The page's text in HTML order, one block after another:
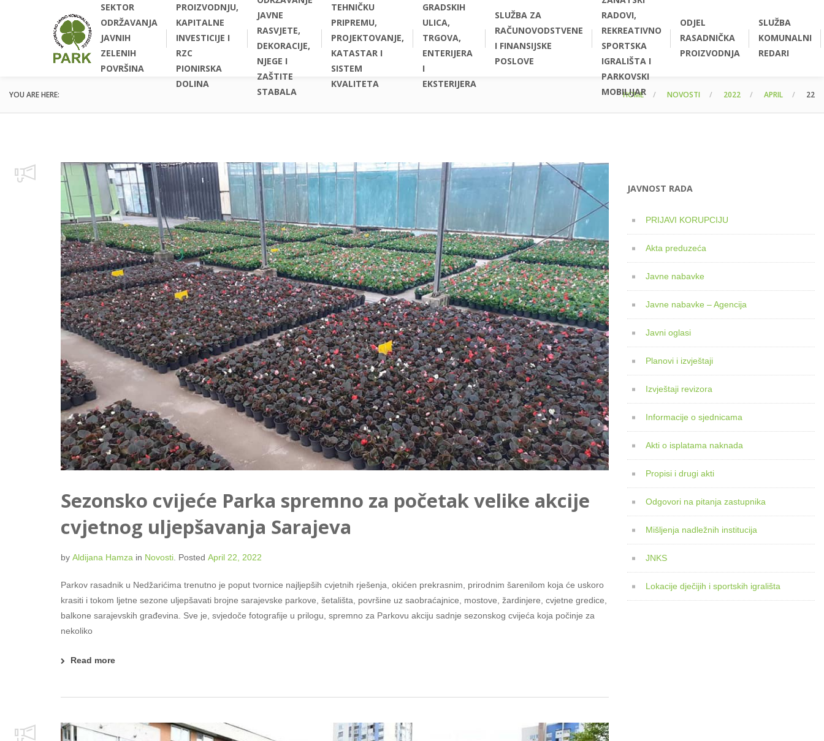
SEKTOR
ODRŽAVANJA
JAVNIH
ZELENIH
POVRŠINA
PROIZVODNJU,
KAPITALNE
INVESTICIJE I
RZC
PIONIRSKA
DOLINA
JAVNE
RASVJETE,
DEKORACIJE,
NJEGE I
ZAŠTITE
STABALA
TEHNIČKU
PRIPREMU,
PROJEKTOVANJE,
KATASTAR I
SISTEM
KVALITETA
GRADSKIH
ULICA,
TRGOVA,
ENTERIJERA
I
EKSTERIJERA
SLUŽBA ZA
RAČUNOVODSTVENE
I FINANSIJSKE
POSLOVE
RADOVI,
REKREATIVNO
SPORTSKA
IGRALIŠTA I
PARKOVSKI
MOBILIJAR
ODJEL
RASADNIČKA
PROIZVODNJA
SLUŽBA
KOMUNALNI
REDARI
YOU ARE HERE: HOME NOVOSTI 2022 APRIL 22
Sezonsko cvijeće Parka spremno za početak velike akcije
cvjetnog uljepšavanja Sarajeva
by Aldijana Hamza in Novosti. Posted April 22, 2022
Parkov rasadnik u Nedžarićima trenutno je poput tvornice najljepših cvjetnih rješenja, okićen prekrasnim, prirodnim šarenilom koja će uskoro
krasiti i tokom ljetne sezone uljepšavati brojne sarajevske parkove, šetališta, površine uz saobraćajnice, mostove, žardinjere, cvjetne gredice,
balkone sarajevskih građevina. Sve je, svjedoče fotografije u prilogu, spremno za Parkovu akciju sadnje sezonskog cvijeća koja počinje za
nekoliko
Read more
JAVNOST RADA
PRIJAVI KORUPCIJU
Akta preduzeća
Javne nabavke
Javne nabavke – Agencija
Javni oglasi
Planovi i izvještaji
Izvještaji revizora
Informacije o sjednicama
Akti o isplatama naknada
Propisi i drugi akti
Odgovori na pitanja zastupnika
Mišljenja nadležnih institucija
JNKS
Lokacije dječijih i sportskih igrališta